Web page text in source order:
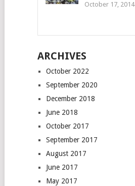
October 17, 2014
ARCHIVES
October 2022
September 2020
December 2018
June 2018
October 2017
September 2017
August 2017
June 2017
May 2017